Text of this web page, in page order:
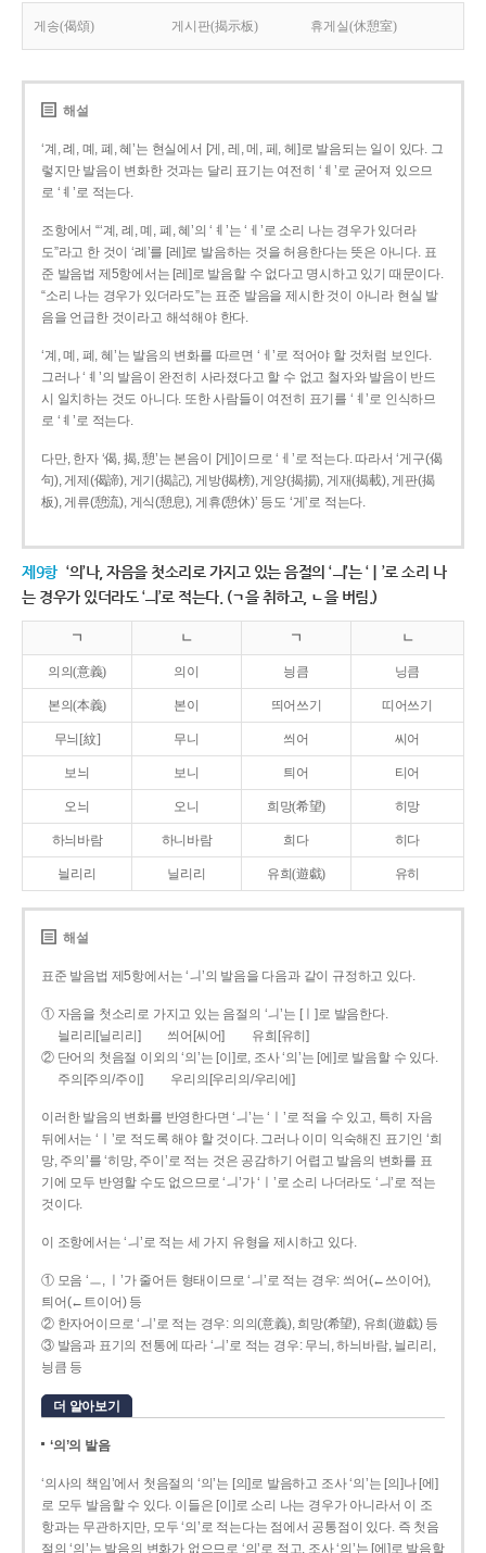
게송(偈頌) 게시판(揭示板) 휴게실(休憩室)
해설
‘계, 례, 몌, 폐, 혜’는 현실에서 [게, 레, 메, 페, 헤]로 발음되는 일이 있다. 그
렇지만 발음이 변화한 것과는 달리 표기는 여전히 ‘ㅖ’로 굳어져 있으므
로 ‘ㅖ’로 적는다.
조항에서 “‘계, 례, 몌, 폐, 혜’의 ‘ㅖ’는 ‘ㅔ’로 소리 나는 경우가 있더라
도”라고 한 것이 ‘례’를 [레]로 발음하는 것을 허용한다는 뜻은 아니다. 표
준 발음법 제5항에서는 [레]로 발음할 수 없다고 명시하고 있기 때문이다.
“소리 나는 경우가 있더라도”는 표준 발음을 제시한 것이 아니라 현실 발
음을 언급한 것이라고 해석해야 한다.
‘계, 몌, 폐, 혜’는 발음의 변화를 따르면 ‘ㅔ’로 적어야 할 것처럼 보인다.
그러나 ‘ㅖ’의 발음이 완전히 사라졌다고 할 수 없고 철자와 발음이 반드
시 일치하는 것도 아니다. 또한 사람들이 여전히 표기를 ‘ㅖ’로 인식하므
로 ‘ㅖ’로 적는다.
다만, 한자 ‘偈, 揭, 憩’는 본음이 [게]이므로 ‘ㅔ’로 적는다. 따라서 ‘게구(偈
句), 게제(偈諦), 게기(揭記), 게방(揭榜), 게양(揭揚), 게재(揭載), 게판(揭
板), 게류(憩流), 게식(憩息), 게휴(憩休)’ 등도 ‘게’로 적는다.
제9항 ‘의’나, 자음을 첫소리로 가지고 있는 음절의 ‘ㅢ’는 ‘ㅣ’로 소리 나
는 경우가 있더라도 ‘ㅢ’로 적는다. (ㄱ을 취하고, ㄴ을 버림.)
ㄱ ㄴ ㄱ ㄴ
의의(意義) 의이 닁큼 닝큼
본의(本義) 본이 띄어쓰기 띠어쓰기
무늬[紋] 무니 씌어 씨어
보늬 보니 틔어 티어
오늬 오니 희망(希望) 히망
하늬바람 하니바람 희다 히다
늴리리 닐리리 유희(遊戱) 유히
해설
표준 발음법 제5항에서는 ‘ㅢ’의 발음을 다음과 같이 규정하고 있다.
① 자음을 첫소리로 가지고 있는 음절의 ‘ㅢ’는 [ㅣ]로 발음한다.
늴리리[닐리리]
씌어[씨어]
유희[유히]
② 단어의 첫음절 이외의 ‘의’는 [이]로, 조사 ‘의’는 [에]로 발음할 수 있다.
주의[주의/주이]
우리의[우리의/우리에]
이러한 발음의 변화를 반영한다면 ‘ㅢ’는 ‘ㅣ’로 적을 수 있고, 특히 자음
뒤에서는 ‘ㅣ’로 적도록 해야 할 것이다. 그러나 이미 익숙해진 표기인 ‘희
망, 주의’를 ‘히망, 주이’로 적는 것은 공감하기 어렵고 발음의 변화를 표
기에 모두 반영할 수도 없으므로 ‘ㅢ’가 ‘ㅣ’로 소리 나더라도 ‘ㅢ’로 적는
것이다.
이 조항에서는 ‘ㅢ’로 적는 세 가지 유형을 제시하고 있다.
① 모음 ‘ㅡ, ㅣ’가 줄어든 형태이므로 ‘ㅢ’로 적는 경우: 씌어(←쓰이어),
틔어(←트이어) 등
② 한자어이므로 ‘ㅢ’로 적는 경우: 의의(意義), 희망(希望), 유희(遊戱) 등
③ 발음과 표기의 전통에 따라 ‘ㅢ’로 적는 경우: 무늬, 하늬바람, 늴리리,
닁큼 등
더 알아보기
‘의’의 발음
‘의사의 책임’에서 첫음절의 ‘의’는 [의]로 발음하고 조사 ‘의’는 [의]나 [에]
로 모두 발음할 수 있다. 이들은 [이]로 소리 나는 경우가 아니라서 이 조
항과는 무관하지만, 모두 ‘의’로 적는다는 점에서 공통점이 있다. 즉 첫음
절의 ‘의’는 발음의 변화가 없으므로 ‘의’로 적고, 조사 ‘의’는 [에]로 발음할